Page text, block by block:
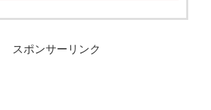
スポンサーリンク